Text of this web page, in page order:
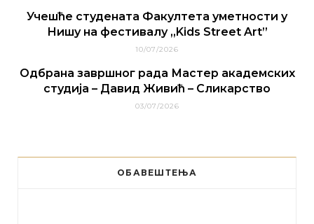
Учешће студената Факултета уметности у
Нишу на фестивалу „Kids Street Art”
10/07/2026
Одбрана завршног рада Мастер академских
студија – Давид Живић – Сликарство
03/07/2026
ОБАВЕШТЕЊА